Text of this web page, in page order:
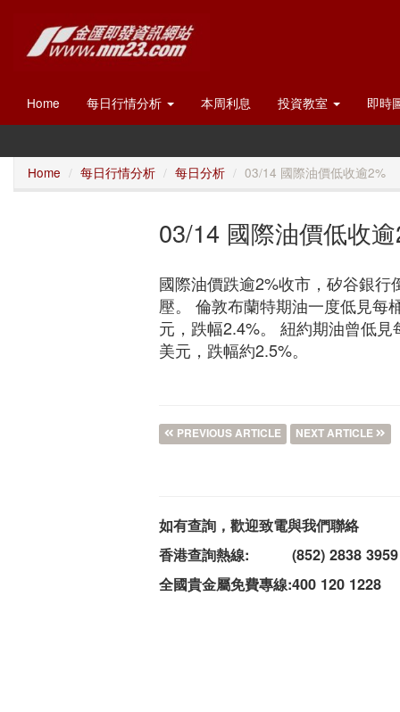
Home 每日行情分析 本周利息 投資教室 即時
Home 每日行情分析 每日分析 03/14 國際油價低收逾2%
03/14 國際油價低收
國際油價跌逾2%收市，矽谷銀
壓。 倫敦布蘭特期油一度低見每
元，跌幅2.4%。 紐約期油曾低
美元，跌幅約2.5%。
PREVIOUS ARTICLE NEXT ARTICLE
如有查詢，歡迎致電與我們聯絡
香港查詢熱線:
(852) 2838 3959
全國貴金屬免費專線:400 120 1228